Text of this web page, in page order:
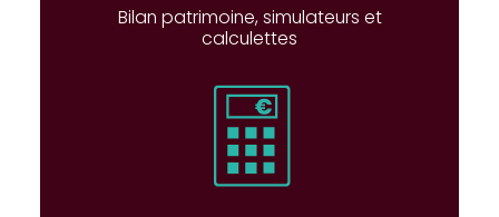
Bilan patrimoine, simulateurs et
calculettes